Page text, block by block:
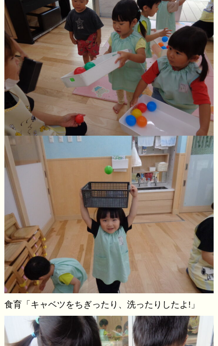
食育「キャベツをちぎったり、洗ったりしたよ!」